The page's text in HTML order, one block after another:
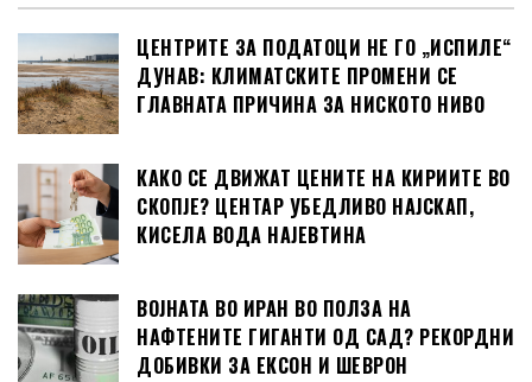
ЦЕНТРИТЕ ЗА ПОДАТОЦИ НЕ ГО „ИСПИЛЕ“
ДУНАВ: КЛИМАТСКИТЕ ПРОМЕНИ СЕ
ГЛАВНАТА ПРИЧИНА ЗА НИСКОТО НИВО
КАКО СЕ ДВИЖАТ ЦЕНИТЕ НА КИРИИТЕ ВО
СКОПЈЕ? ЦЕНТАР УБЕДЛИВО НАЈСКАП,
КИСЕЛА ВОДА НАЈЕВТИНА
ВОЈНАТА ВО ИРАН ВО ПОЛЗА НА
НАФТЕНИТЕ ГИГАНТИ ОД САД? РЕКОРДНИ
ДОБИВКИ ЗА ЕКСОН И ШЕВРОН